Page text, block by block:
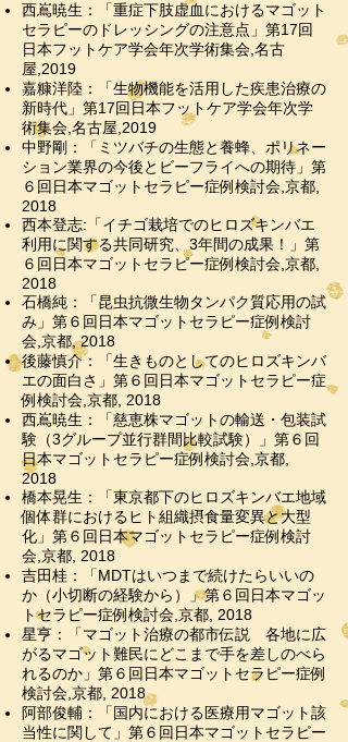
西嶌暁生：「重症下肢虚血におけるマゴット
セラピーのドレッシングの注意点」 第17回
日本フットケア学会年次学術集会,名古
屋 ,2019
嘉糠洋陸：「生物機能を活用した疾患治療の
新時代」第17回日本フットケア学会年次学
術集会,名古屋 ,2019
中野剛：「ミツバチの生態と養蜂、ポリネー
ション業界の今後とビーフライへの期待」第
６回日本マゴットセラピー症例検討会,京都,
2018
西本登志:「イチゴ栽培でのヒロズキンバエ
利用に関する共同研究、3年間の成果！」第
６回日本マゴットセラピー症例検討会,京都,
2018
石橋純：「昆虫抗微生物タンパク質応用の試
み」第６回日本マゴットセラピー症例検討
会,京都, 2018
後藤慎介：「生きものとしてのヒロズキンバ
エの面白さ」第６回日本マゴットセラピー症
例検討会,京都, 2018
西嶌暁生：「慈恵株マゴットの輸送・包装試
験（3グループ並行群間比較試験）」第６回
日本マゴットセラピー症例検討会,京都,
2018
橋本晃生：「東京都下のヒロズキンバエ地域
個体群におけるヒト組織摂食量変異と大型
化」第６回日本マゴットセラピー症例検討
会,京都, 2018
吉田桂：「MDTはいつまで続けたらいいの
か（小切断の経験から）」第６回日本マゴッ
トセラピー症例検討会,京都, 2018
星亨：「マゴット治療の都市伝説 各地に広
がるマゴット難民にどこまで手を差しのべら
れるのか」第６回日本マゴットセラピー症例
検討会,京都, 2018
阿部俊輔：「国内における医療用マゴット該
当性に関して」第６回日本マゴットセラピー